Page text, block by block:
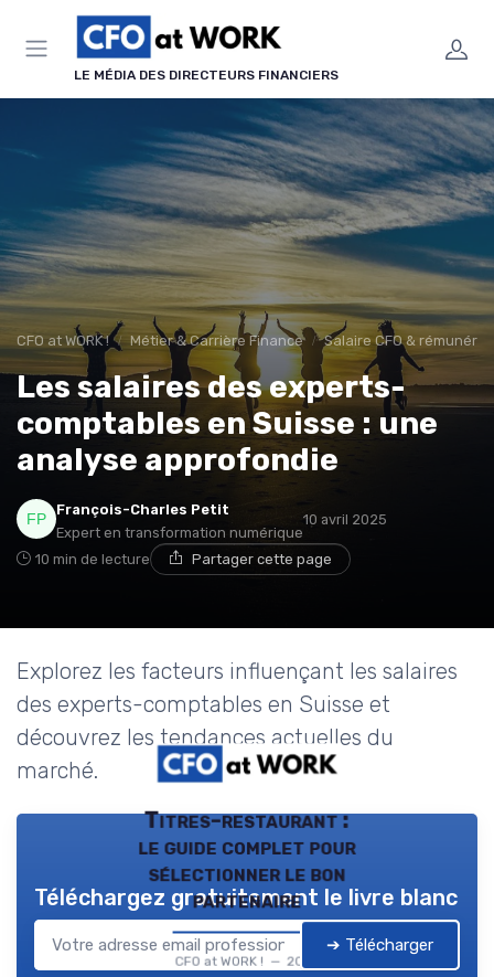
LE MÉDIA DES DIRECTEURS FINANCIERS
CFO at WORK ! Métier & Carrière Finance Salaire CFO &
Les salaires des experts-
comptables en Suisse : une
analyse approfondie
François-Charles Petit
Expert en transformation numérique
10 avril 2025
10 min de lecture Partager cette page
Explorez les facteurs influençant les salaires
des experts-comptables en Suisse et
découvrez les tendances actuelles du
marché.
Titres-restaurant :
le guide complet pour
sélectionner le bon
partenaire
CFO at WORK ! — 2026
Téléchargez gratuitement le livre blanc
➔ Télécharger
Panneau de gestion des cookies